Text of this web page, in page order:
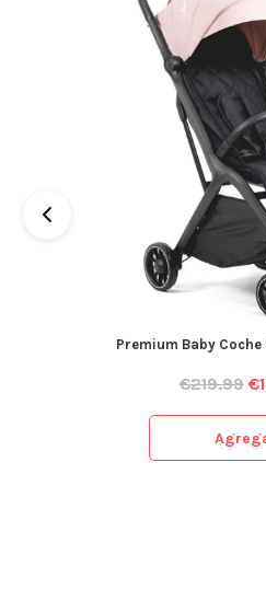
Premium Baby Coche
€219.99 €